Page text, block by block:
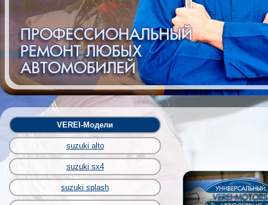
VEREI-Модели
suzuki alto
suzuki sx4
suzuki splash